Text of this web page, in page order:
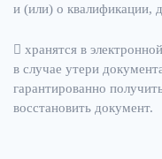
и (или) о квалификации,
хранятся в
в случае утери
гарантированно
восстановить документ.